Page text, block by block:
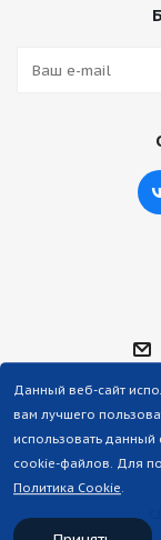
Данный веб-сайт
вам лучшего
использовать данный
cookie-файлов. Для
Политика Cookie.